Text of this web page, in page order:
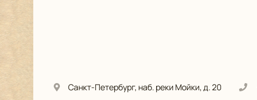
Санкт-Петербург, наб. реки Мойки, д. 20